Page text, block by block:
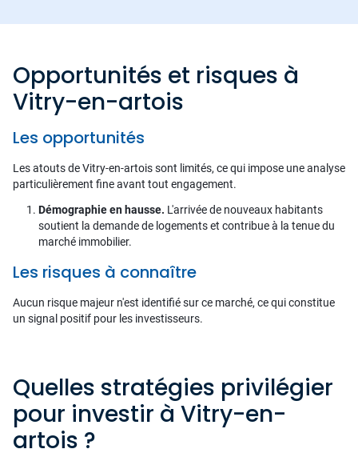
Opportunités et risques à
Vitry-en-artois
Les opportunités
Les atouts de Vitry-en-artois sont limités, ce qui impose une analyse
particulièrement fine avant tout engagement.
Démographie en hausse. L'arrivée de nouveaux habitants
soutient la demande de logements et contribue à la tenue du
marché immobilier.
Les risques à connaître
Aucun risque majeur n'est identifié sur ce marché, ce qui constitue
un signal positif pour les investisseurs.
Quelles stratégies privilégier
pour investir à Vitry-en-
artois ?